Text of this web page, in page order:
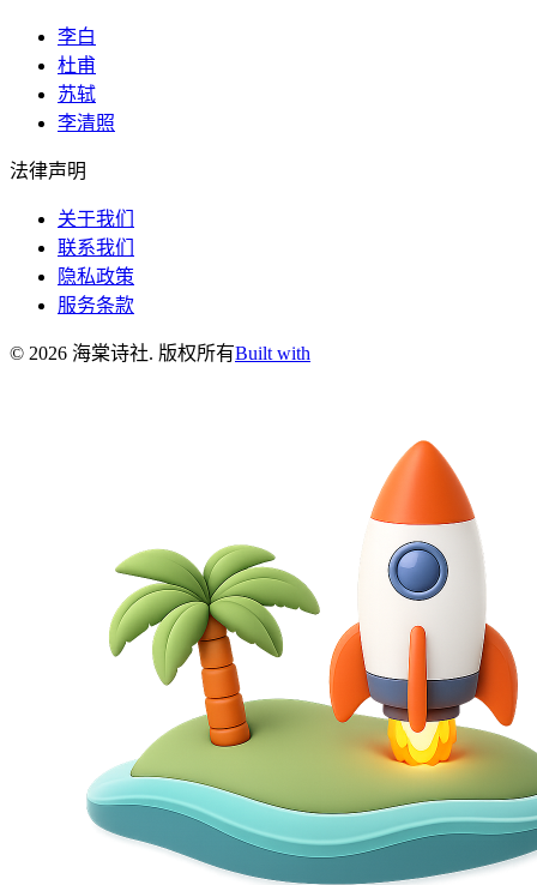
李白
杜甫
苏轼
李清照
法律声明
关于我们
联系我们
隐私政策
服务条款
© 2026 海棠诗社. 版权所有Built with